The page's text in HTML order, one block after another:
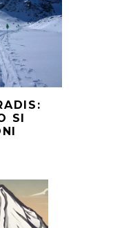
SI